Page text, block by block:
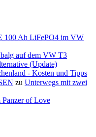
100 Ah LiFePO4 im VW
auf dem VW T3
(Update)
- Kosten und Tipps
zu Unterwegs mit zwei
of Love